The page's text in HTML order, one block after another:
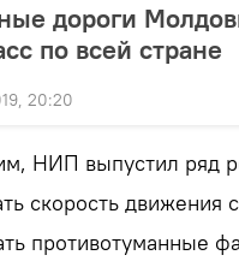
дороги
по всей стране
20:20
НИП выпустил ряд
скорость движения
противотуманные